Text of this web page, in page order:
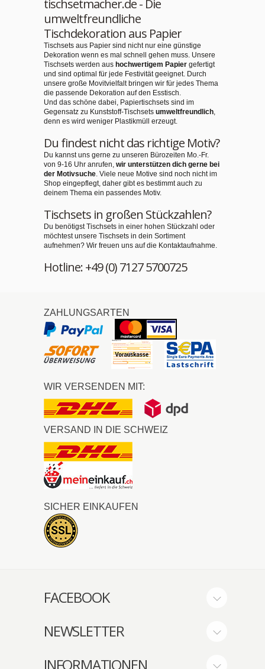
tischsetmacher.de - Die
umweltfreundliche
Tischdekoration aus Papier
Tischsets aus Papier sind nicht nur eine günstige
Dekoration wenn es mal schnell gehen muss. Unsere
Tischsets werden aus hochwertigem Papier gefertigt
und sind optimal für jede Festivität geeignet. Durch
unsere große Movitvielfalt bringen wir für jedes Thema
die passende Dekoration auf den Esstisch.
Und das schöne dabei, Papiertischsets sind im
Gegensatz zu Kunststoff-Tischsets umweltfreundlich,
denn es wird weniger Plastikmüll erzeugt.
Du findest nicht das richtige Motiv?
Du kannst uns gerne zu unseren Bürozeiten Mo.-Fr.
von 9-16 Uhr anrufen, wir unterstützen dich gerne bei
der Motivsuche. Viele neue Motive sind noch nicht im
Shop eingepflegt, daher gibt es bestimmt auch zu
deinem Thema ein passendes Motiv.
Tischsets in großen Stückzahlen?
Du benötigst Tischsets in einer hohen Stückzahl oder
möchtest unsere Tischsets in dein Sortiment
aufnehmen? Wir freuen uns auf die Kontaktaufnahme.
Hotline: +49 (0) 7127 5700725
ZAHLUNGSARTEN
WIR VERSENDEN MIT:
VERSAND IN DIE SCHWEIZ
SICHER EINKAUFEN
FACEBOOK
NEWSLETTER
INFORMATIONEN